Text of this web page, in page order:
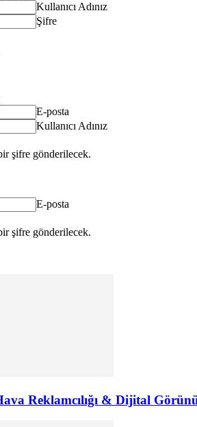
Kullanıcı Adınız
Şifre
E-posta
Kullanıcı Adınız
şifre gönderilecek.
E-posta
şifre gönderilecek.
Reklamcılığı & Dijital